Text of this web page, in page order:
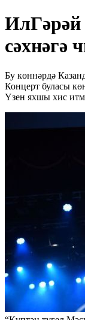
ИлГәрәй
сәхнәгә
Бу көннәрдә
Концерт буласы
Үзен яхшы хис